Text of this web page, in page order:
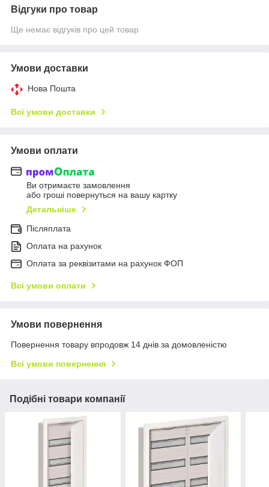
Відгуки про товар
Ще немає відгуків про цей товар
Умови доставки
Нова Пошта
Всі умови доставки
Умови оплати
Ви отримаєте замовлення
або гроші повернуться на вашу картку
Детальніше
Післяплата
Оплата на рахунок
Оплата за реквізитами на рахунок ФОП
Всі умови оплати
Умови повернення
Повернення товару впродовж 14 днів за домовленістю
Всі умови повернення
Подібні товари компанії